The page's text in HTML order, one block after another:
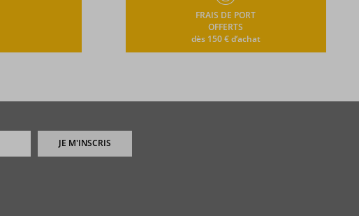
FRAIS DE PORT
OFFERTS
dès 150 € d’achat
JE M'INSCRIS